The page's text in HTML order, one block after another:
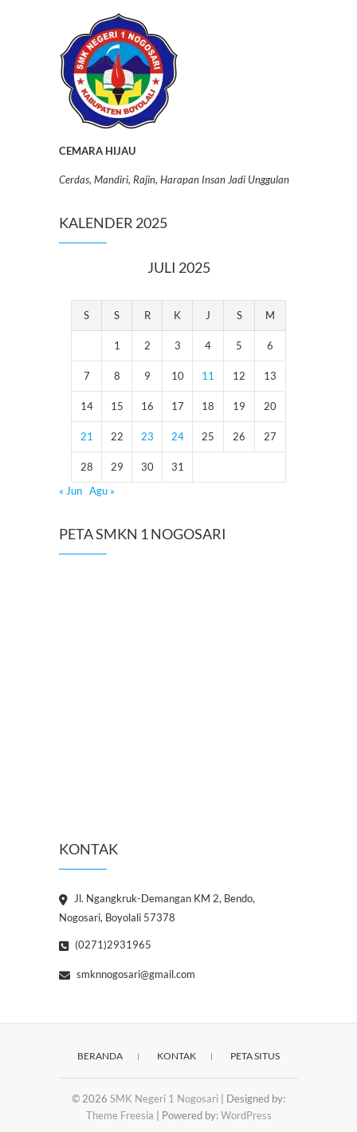
CEMARA HIJAU
Cerdas, Mandiri, Rajin, Harapan Insan Jadi Unggulan
KALENDER 2025
JULI 2025
S S R K J S M
1 2 3 4 5 6
7 8 9 10 11 12 13
14 15 16 17 18 19 20
21 22 23 24 25 26 27
28 29 30
31
« Jun Agu »
PETA SMKN 1 NOGOSARI
KONTAK
Jl. Ngangkruk-Demangan KM 2, Bendo,
Nogosari, Boyolali 57378
(0271)2931965
smknnogosari@gmail.com
BERANDA KONTAK PETA SITUS
© 2026 SMK Negeri 1 Nogosari | Designed by:
Theme Freesia | Powered by:WordPress